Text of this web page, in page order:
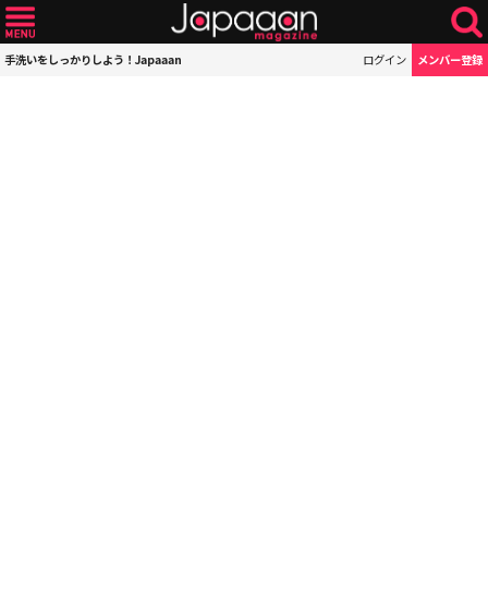
手洗いをしっかりしよう！Japaaan ログイン メンバー登録